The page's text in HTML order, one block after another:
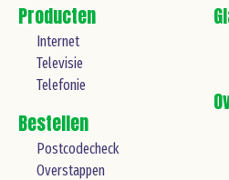
Producten
Internet
Televisie
Telefonie
Bestellen
Postcodecheck
Overstappen